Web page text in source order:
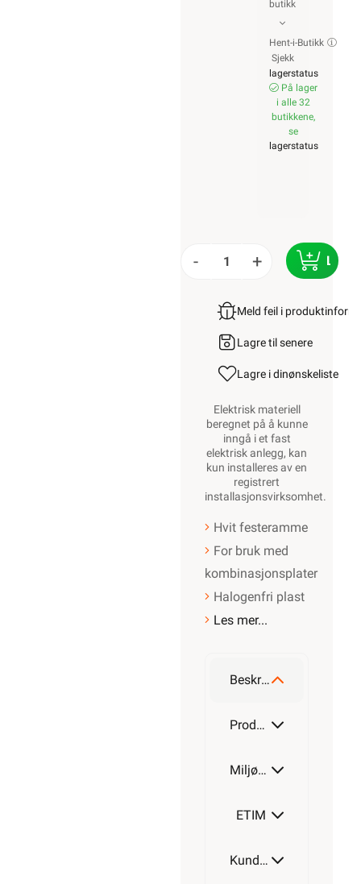
butikk
Hent-i-Butikk
Sjekk
lagerstatus
På lager
i alle 32
butikkene,
se
lagerstatus
- +
Meld feil i
Lagre til senere
Lagre i dinønskeliste
Elektrisk materiell
beregnet på å kunne
inngå i et fast
elektrisk anlegg, kan
kun installeres av en
registrert
installasjonsvirksomhet.
Hvit festeramme
For bruk med
kombinasjonsplater
Halogenfri plast
Les mer...
Beskrivelse
Produktdetaljer
Miljøparametere
ETIM
Kundeomtale